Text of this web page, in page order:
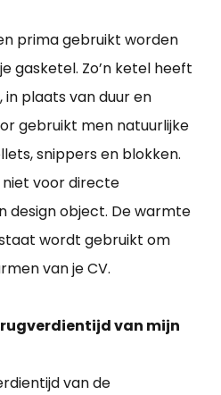
prima gebruikt worden
gasketel. Zo’n ketel heeft
in plaats van duur en
gebruikt men natuurlijke
snippers en blokken.
voor directe
design object. De warmte
wordt gebruikt om
van je CV.
van mijn
van de